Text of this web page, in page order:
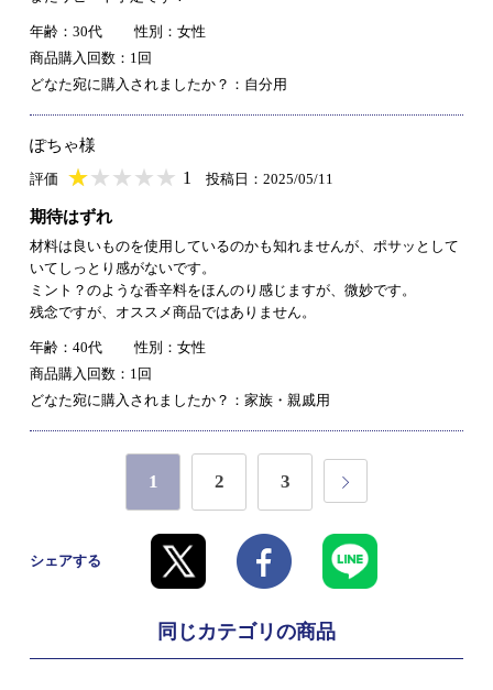
年齢：30代
性別：女性
商品購入回数：1回
どなた宛に購入されましたか？：自分用
ぽちゃ様
評価 ★★★★★
★★★★★ 1 投稿日：2025/05/11
期待はずれ
材料は良いものを使用しているのかも知れませんが、ポサッとして
いてしっとり感がないです。
ミント？のような香辛料をほんのり感じますが、微妙です。
残念ですが、オススメ商品ではありません。
年齢：40代
性別：女性
商品購入回数：1回
どなた宛に購入されましたか？：家族・親戚用
1 2 3
シェアする
同じカテゴリの商品